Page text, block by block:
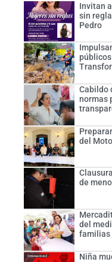
Invitan
sin
Pedro
públicos
Cabildo
normas
del
de
del
familias
Niña